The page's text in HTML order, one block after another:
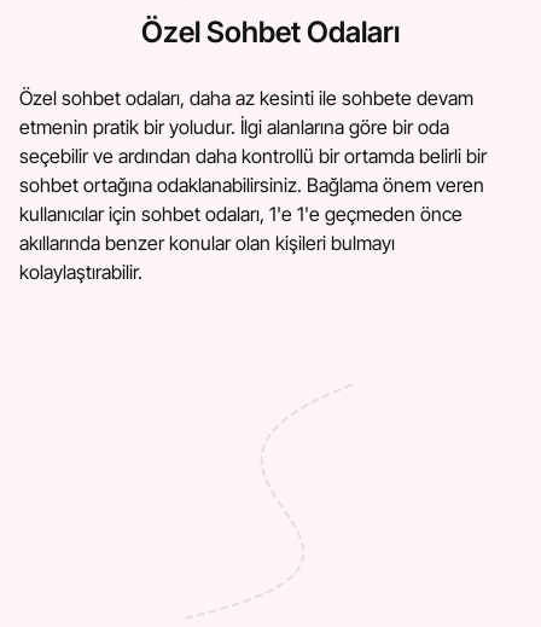
Özel Sohbet Odaları
Özel sohbet odaları, daha az kesinti ile sohbete devam
etmenin pratik bir yoludur. İlgi alanlarına göre bir oda
seçebilir ve ardından daha kontrollü bir ortamda belirli bir
sohbet ortağına odaklanabilirsiniz. Bağlama önem veren
kullanıcılar için sohbet odaları, 1'e 1'e geçmeden önce
akıllarında benzer konular olan kişileri bulmayı
kolaylaştırabilir.